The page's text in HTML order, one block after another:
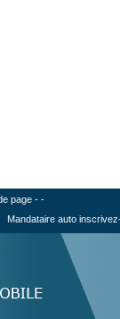
page - -
Mandataire auto